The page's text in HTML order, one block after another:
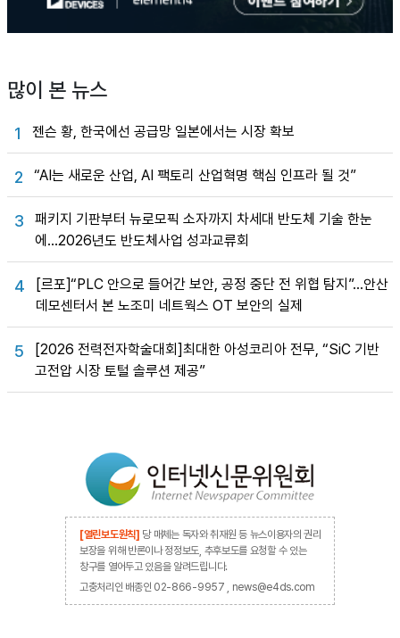
많이 본 뉴스
1 젠슨 황, 한국에선 공급망 일본에서는 시장 확보
2 “AI는 새로운 산업, AI 팩토리 산업혁명 핵심 인프라 될 것”
3
패키지 기판부터 뉴로모픽 소자까지 차세대 반도체 기술 한눈
에…2026년도 반도체사업 성과교류회
4
[르포]“PLC 안으로 들어간 보안, 공정 중단 전 위협 탐지”…안산
데모센터서 본 노조미 네트웍스 OT 보안의 실제
5
[2026 전력전자학술대회]최대한 아성코리아 전무, “SiC 기반
고전압 시장 토털 솔루션 제공”
[열린보도원칙] 당 매체는 독자와 취재원 등 뉴스이용자의 권리
보장을 위해 반론이나 정정보도, 추후보도를 요청할 수 있는
창구를 열어두고 있음을 알려드립니다.
고충처리인 배종인 02-866-9957 , news@e4ds.com